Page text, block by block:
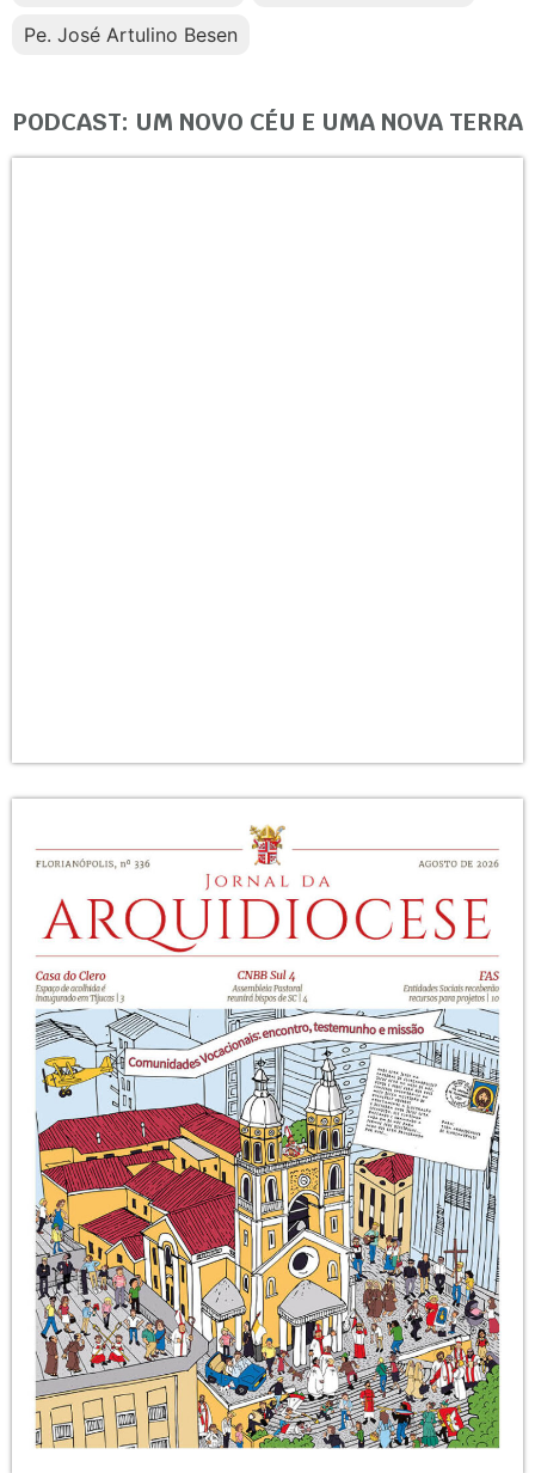
Pe. José Artulino Besen
PODCAST: UM NOVO CÉU E UMA NOVA TERRA